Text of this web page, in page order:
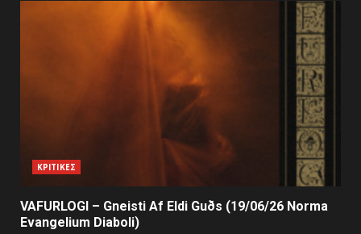
ΚΡΙΤΙΚΕΣ
VAFURLOGI – Gneisti Af Eldi Guðs (19/06/26 Norma
Evangelium Diaboli)